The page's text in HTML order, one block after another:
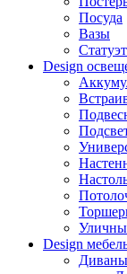
Посуда
Вазы
Design
Design
Диваны